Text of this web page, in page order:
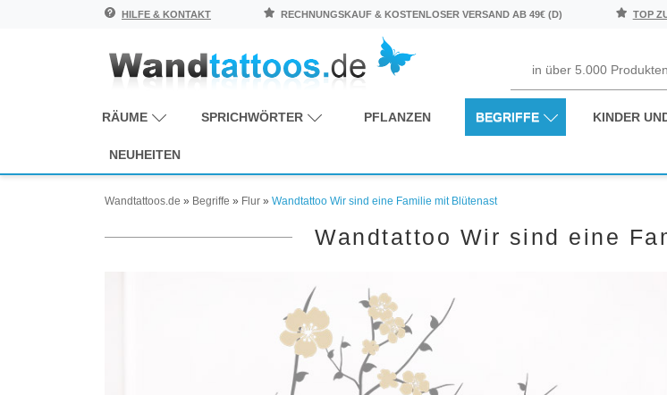
HILFE & KONTAKT RECHNUNGSKAUF & KOSTENLOSER VERSAND AB 49€ (D) TOP
RÄUME SPRICHWÖRTER PFLANZEN BEGRIFFE KINDER
NEUHEITEN
Wandtattoos.de » Begriffe » Flur » Wandtattoo Wir sind eine Familie mit Blütenast
Wandtattoo Wir sind eine